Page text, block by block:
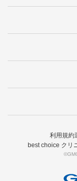
利用規約
best choice クリ